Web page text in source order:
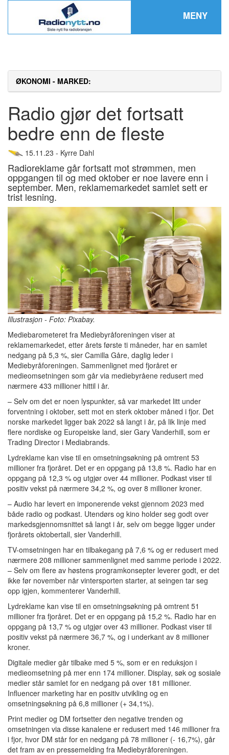
MENY
ØKONOMI - MARKED:
Radio gjør det fortsatt
bedre enn de fleste
15.11.23 - Kyrre Dahl
Radioreklame går fortsatt mot strømmen, men
oppgangen til og med oktober er noe lavere enn i
september. Men, reklamemarkedet samlet sett er
trist lesning.
Illustrasjon - Foto: Pixabay.
Mediebarometeret fra Mediebyråforeningen viser at
reklamemarkedet, etter årets første ti måneder, har en samlet
nedgang på 5,3 %, sier Camilla Gåre, daglig leder i
Mediebyråforeningen. Sammenlignet med fjoråret er
medieomsetningen som går via mediebyråene redusert med
nærmere 433 millioner hittil i år.
– Selv om det er noen lyspunkter, så var markedet litt under
forventning i oktober, sett mot en sterk oktober måned i fjor. Det
norske markedet ligger bak 2022 så langt i år, på lik linje med
flere nordiske og Europeiske land, sier Gary Vanderhill, som er
Trading Director i Mediabrands.
Lydreklame kan vise til en omsetningsøkning på omtrent 53
millioner fra fjoråret. Det er en oppgang på 13,8 %. Radio har en
oppgang på 12,3 % og utgjør over 44 millioner. Podkast viser til
positiv vekst på nærmere 34,2 %, og over 8 millioner kroner.
– Audio har levert en imponerende vekst gjennom 2023 med
både radio og podkast. Utendørs og kino holder seg godt over
markedsgjennomsnittet så langt i år, selv om begge ligger under
fjorårets oktobertall, sier Vanderhill.
TV-omsetningen har en tilbakegang på 7,6 % og er redusert med
nærmere 208 millioner sammenlignet med samme periode i 2022.
– Selv om flere av høstens programkonsepter leverer godt, er det
ikke før november når vintersporten starter, at seingen tar seg
opp igjen, kommenterer Vanderhill.
Lydreklame kan vise til en omsetningsøkning på omtrent 51
millioner fra fjoråret. Det er en oppgang på 15,2 %. Radio har en
oppgang på 13,7 % og utgjør over 43 millioner. Podkast viser til
positiv vekst på nærmere 36,7 %, og i underkant av 8 millioner
kroner.
Digitale medier går tilbake med 5 %, som er en reduksjon i
medieomsetning på mer enn 174 millioner. Display, søk og sosiale
medier står samlet for en nedgang på over 181 millioner.
Influencer marketing har en positiv utvikling og en
omsetningsøkning på 6,8 millioner (+ 34,1%).
Print medier og DM fortsetter den negative trenden og
omsetningen via disse kanalene er redusert med 146 millioner fra
i fjor, hvor DM står for en nedgang på 78 millioner (- 16,7%), går
det fram av en pressemelding fra Mediebyråforeningen.